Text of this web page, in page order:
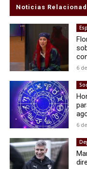
Noticias
6
6